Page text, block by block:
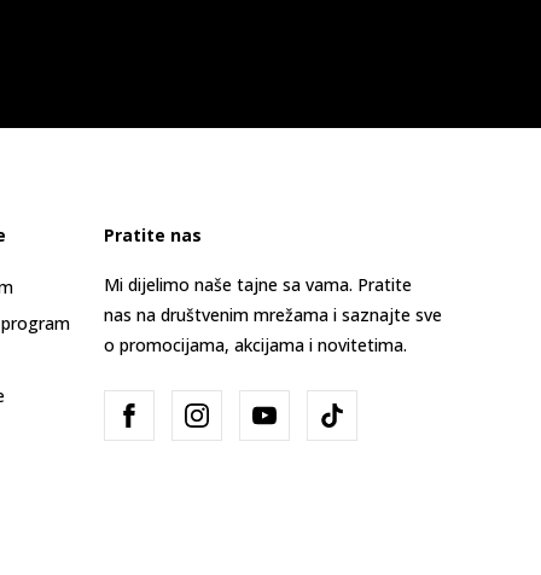
Pratite nas
Mi dijelimo naše tajne sa vama. Pratite
nas na društvenim mrežama i saznajte sve
o promocijama, akcijama i novitetima.